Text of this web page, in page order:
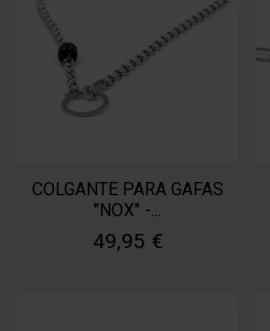
COLGANTE PARA GAFAS
"NOX" -...
49,95 €